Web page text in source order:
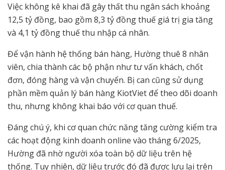
Việc không kê khai đã gây thất thu ngân sách khoảng
12,5 tỷ đồng, bao gồm 8,3 tỷ đồng thuế giá trị gia tăng
và 4,1 tỷ đồng thuế thu nhập cá nhân.
Để vận hành hệ thống bán hàng, Hường thuê 8 nhân
viên, chia thành các bộ phận như tư vấn khách, chốt
đơn, đóng hàng và vận chuyển. Bị can cũng sử dụng
phần mềm quản lý bán hàng KiotViet để theo dõi doanh
thu, nhưng không khai báo với cơ quan thuế.
Đáng chú ý, khi cơ quan chức năng tăng cường kiểm tra
các hoạt động kinh doanh online vào tháng 6/2025,
Hường đã nhờ người xóa toàn bộ dữ liệu trên hệ
thống. Tuy nhiên, dữ liệu trước đó đã được lưu lại trên